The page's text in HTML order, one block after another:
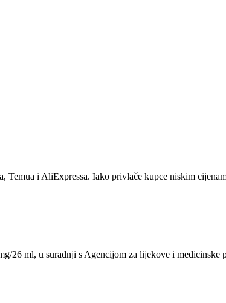
i AliExpressa. Iako privlače kupce niskim
26 ml, u suradnji s Agencijom za lijekove i